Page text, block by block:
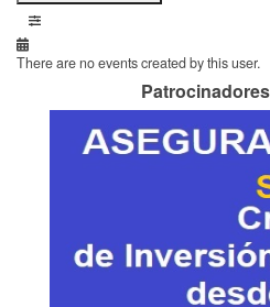
There are no events created by this user.